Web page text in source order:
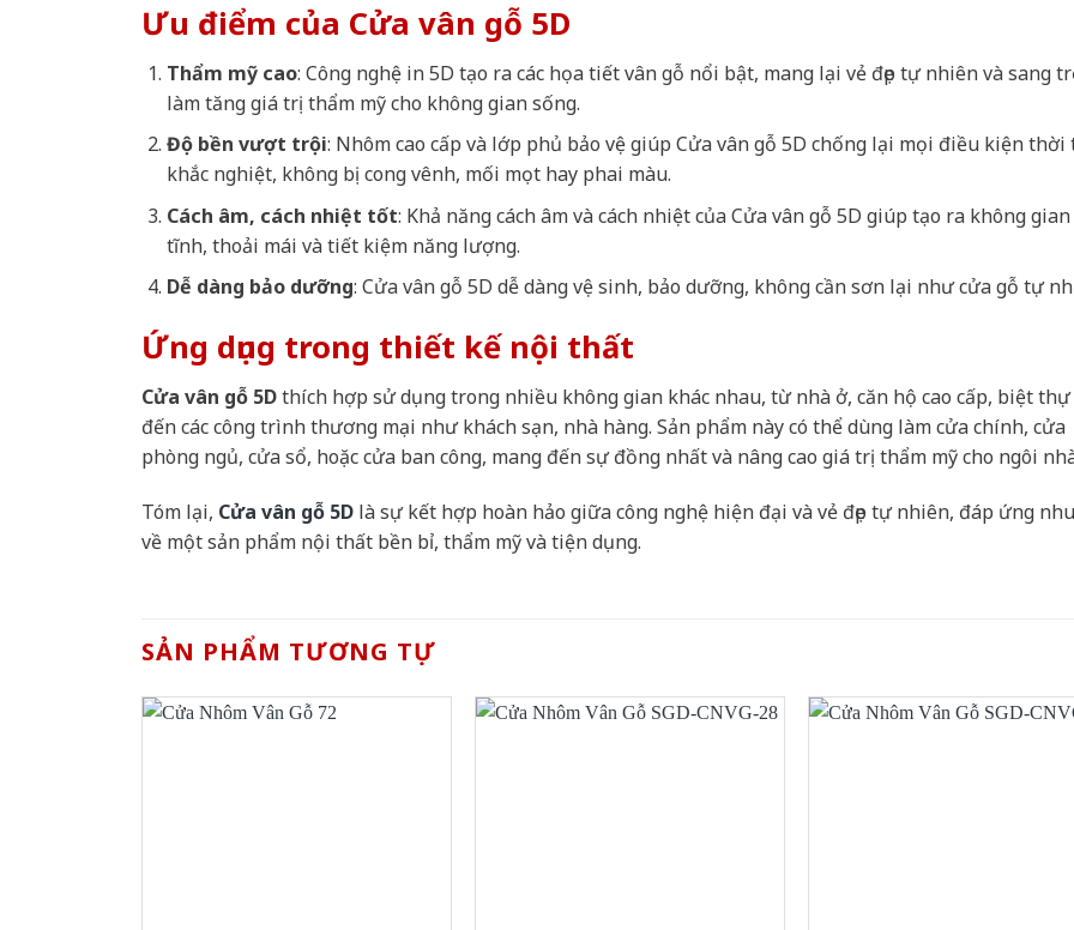
Ưu điểm của Cửa vân gỗ 5D
Thẩm mỹ cao: Công nghệ in 5D tạo ra các họa tiết vân gỗ nổi bật, mang lại vẻ đẹp tự nhiên và sang
làm tăng giá trị thẩm mỹ cho không gian sống.
Độ bền vượt trội: Nhôm cao cấp và lớp phủ bảo vệ giúp Cửa vân gỗ 5D chống lại mọi điều kiện thời
khắc nghiệt, không bị cong vênh, mối mọt hay phai màu.
Cách âm, cách nhiệt tốt: Khả năng cách âm và cách nhiệt của Cửa vân gỗ 5D giúp tạo ra không
tĩnh, thoải mái và tiết kiệm năng lượng.
Dễ dàng bảo dưỡng: Cửa vân gỗ 5D dễ dàng vệ sinh, bảo dưỡng, không cần sơn lại như cửa gỗ tự
Ứng dụng trong thiết kế nội thất
Cửa vân gỗ 5Dthích hợp sử dụng trong nhiều không gian khác nhau, từ nhà ở, căn hộ cao cấp, biệt thự
đến các công trình thương mại như khách sạn, nhà hàng. Sản phẩm này có thể dùng làm cửa chính, cửa
phòng ngủ, cửa sổ, hoặc cửa ban công, mang đến sự đồng nhất và nâng cao giá trị thẩm mỹ cho ngôi
Tóm lại, Cửa vân gỗ 5D là sự kết hợp hoàn hảo giữa công nghệ hiện đại và vẻ đẹp tự nhiên, đáp ứng
về một sản phẩm nội thất bền bỉ, thẩm mỹ và tiện dụng.
SẢN PHẨM TƯƠNG TỰ